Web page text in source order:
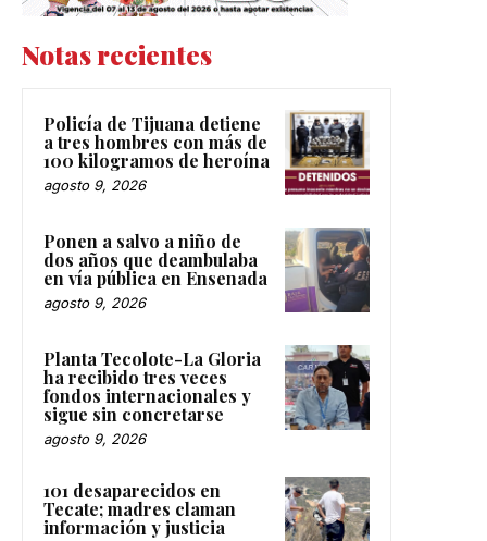
Notas recientes
Policía de Tijuana detiene
a tres hombres con más de
100 kilogramos de heroína
agosto 9, 2026
Ponen a salvo a niño de
dos años que deambulaba
en vía pública en Ensenada
agosto 9, 2026
Planta Tecolote-La Gloria
ha recibido tres veces
fondos internacionales y
sigue sin concretarse
agosto 9, 2026
101 desaparecidos en
Tecate; madres claman
información y justicia